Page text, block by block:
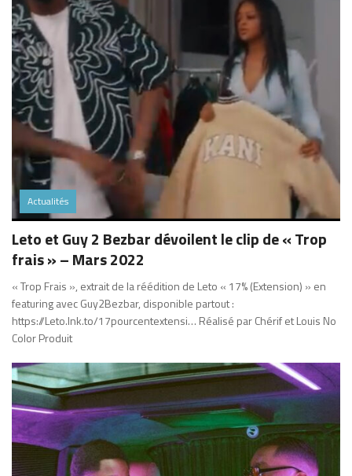
Actualités
Leto et Guy 2 Bezbar dévoilent le clip de « Trop
frais » – Mars 2022
« Trop Frais », extrait de la réédition de Leto « 17% (Extension) » en
featuring avec Guy2Bezbar, disponible partout :
https://Leto.lnk.to/17pourcentextensi… Réalisé par Chérif et Louis No
Color Produit